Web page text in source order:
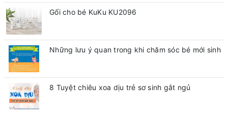
Gối cho bé KuKu KU2096
Những lưu ý quan trong khi chăm sóc bé mới sinh
8 Tuyệt chiêu xoa dịu trẻ sơ sinh gắt ngủ